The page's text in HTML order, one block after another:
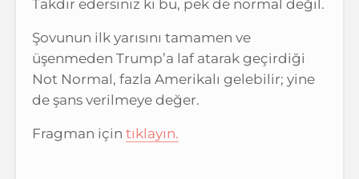
Takdir edersiniz ki bu, pek de normal değil.
Şovunun ilk yarısını tamamen ve
üşenmeden Trump’a laf atarak geçirdiği
Not Normal, fazla Amerikalı gelebilir; yine
de şans verilmeye değer.
Fragman için tıklayın.